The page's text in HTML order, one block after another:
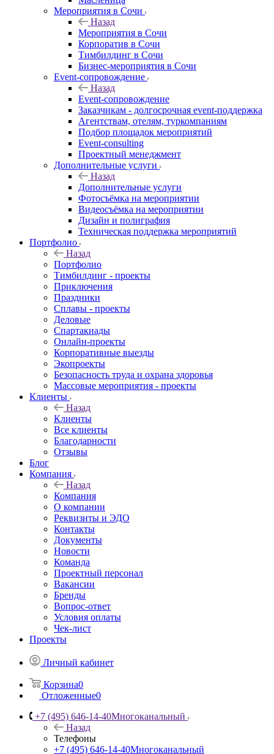
Мероприятия в Сочи
Назад
Мероприятия в Сочи
Корпоратив в Сочи
Тимбилдинг в Сочи
Бизнес-мероприятия в Сочи
Event-сопровождение
Назад
Event-сопровождение
Заказчикам - долгосрочная event-поддержка
Агентствам, отелям, туркомпаниям
Подбор площадок мероприятий
Event-consulting
Проектный менеджмент
Дополнительные услуги
Назад
Дополнительные услуги
Фотосъёмка на мероприятии
Видеосъёмка на мероприятии
Дизайн и полиграфия
Техническая поддержка мероприятий
Портфолио
Назад
Портфолио
Тимбилдинг - проекты
Приключения
Праздники
Сплавы - проекты
Деловые
Спартакиады
Онлайн-проекты
Корпоративные выезды
Экопроекты
Безопасность труда и охрана здоровья
Массовые мероприятия - проекты
Клиенты
Назад
Клиенты
Все клиенты
Благодарности
Отзывы
Блог
Компания
Назад
Компания
О компании
Реквизиты и ЭДО
Контакты
Документы
Новости
Команда
Проектный персонал
Вакансии
Бренды
Вопрос-ответ
Условия оплаты
Чек-лист
Проекты
Личный кабинет
Корзина0
Отложенные0
+7 (495) 646-14-40Многоканальный
Назад
Телефоны
+7 (495) 646-14-40Многоканальный